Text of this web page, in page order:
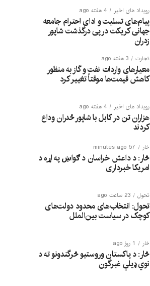
رویداد های اخیر 4 هفته ago
پیام‌های تسلیت و ادای احترام جامعه
جهانی کریکت در پی درگذشت شاپور
زدران
تجارت 3 هفته ago
معیارهای واردات نفت و گاز به منظور
کاهش قیمت‌ها موقتاً تغییر کرد
رویداد های اخیر 4 هفته ago
هزاران تن در کابل با شاپور ځدران وداع
کردند
څار 57 minutes ago
څار: د داعش خراسان د ګواښ په اړه د
امریکا خبرداری
تحول 23 ساعت ago
تحول: انتخاب‌های محدود دولت‌های
کوچک در سیاست بین‌الملل
څار 1 روز ago
څار: د پاکستان وروستیو څرگندونو ته د
نوي ډیلي غبرگون